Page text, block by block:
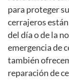
para proteger
cerrajeros
del día o de la
emergencia de
también
reparación de